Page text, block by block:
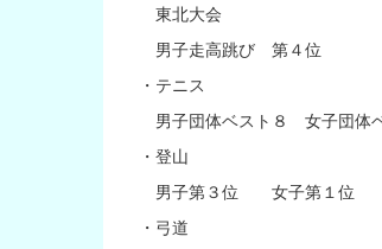
東北大会
男子走高跳び 第４位
・テニス
男子団体ベスト８ 女子団体
・登山
男子第３位 女子第１位
・弓道